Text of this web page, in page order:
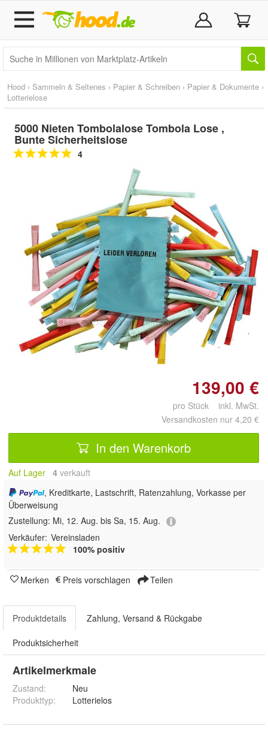
Hood › Sammeln & Seltenes › Papier & Schreiben › Papier & Dokumente ›
Lotterielose
5000 Nieten Tombolalose Tombola Lose ,
Bunte Sicherheitslose
4
Doppelt antippen zum
vergrößern
139,00 €
pro Stück inkl. MwSt.
Versandkosten nur 4,20 €
In den Warenkorb
Auf Lager 4 verkauft
, Kreditkarte, Lastschrift, Ratenzahlung, Vorkasse per
Überweisung
Zustellung: Mi, 12. Aug. bis Sa, 15. Aug.
Verkäufer: Vereinsladen
100% positiv
Merken Preis vorschlagen Teilen
Produktdetails Zahlung, Versand & Rückgabe
Produktsicherheit
Artikelmerkmale
Zustand:
Neu
Produkttyp: Lotterielos